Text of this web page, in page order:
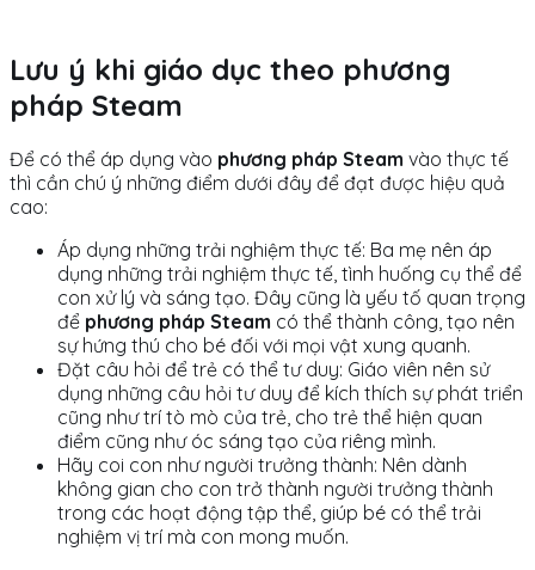
Lưu ý khi giáo dục theo phương
pháp Steam
Để có thể áp dụng vào phương pháp Steam vào thực tế
thì cần chú ý những điểm dưới đây để đạt được hiệu quả
cao:
Áp dụng những trải nghiệm thực tế: Ba mẹ nên áp
dụng những trải nghiệm thực tế, tình huống cụ thể để
con xử lý và sáng tạo. Đây cũng là yếu tố quan trọng
để phương pháp Steam có thể thành công, tạo nên
sự hứng thú cho bé đối với mọi vật xung quanh.
Đặt câu hỏi để trẻ có thể tư duy: Giáo viên nên sử
dụng những câu hỏi tư duy để kích thích sự phát triển
cũng như trí tò mò của trẻ, cho trẻ thể hiện quan
điểm cũng như óc sáng tạo của riêng mình.
Hãy coi con như người trưởng thành: Nên dành
không gian cho con trở thành người trưởng thành
trong các hoạt động tập thể, giúp bé có thể trải
nghiệm vị trí mà con mong muốn.